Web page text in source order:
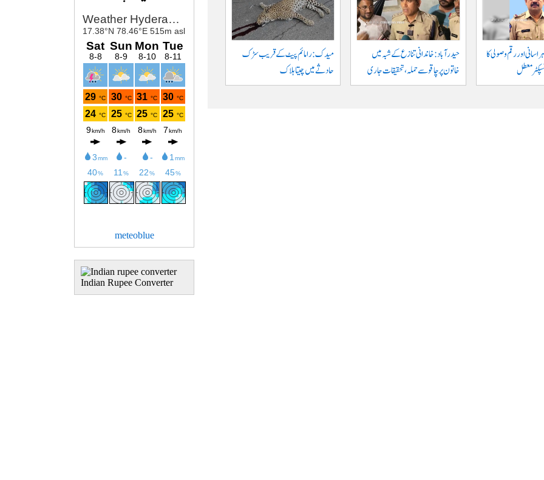
اور رقم وصولی کا
معطل
حیدرآباد: خاندانی تنازع کے شبہ میں
خاتون پر چاقو سے حملہ، تحقیقات جاری
میدک: رامائم پیٹ کے قریب سڑک
حادثے میں چیتا ہلاک
meteoblue
Indian Rupee Converter